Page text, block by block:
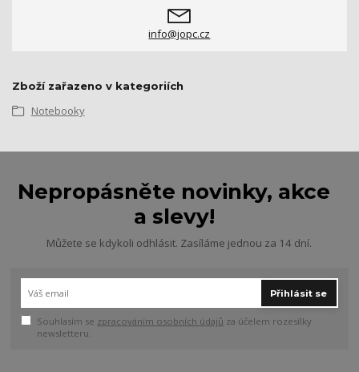
info@jopc.cz
Zboží zařazeno v kategoriích
Notebooky
Nepropásněte novinky, akce
a slevy!
Můžete se kdykoli odhlásit. Zasíláme jednou za 14 dní.
Přihlásit se
Souhlasím se zpracováním osobních údajů za účelem rozesílky
newsletteru.